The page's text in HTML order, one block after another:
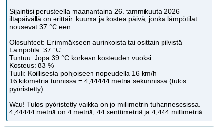
Sijaintisi perusteella maanantaina 26. tammikuuta 2026
iltapäivällä on erittäin kuuma ja kostea päivä, jonka lämpötilat
nousevat 37 °C:een.
Olosuhteet: Enimmäkseen aurinkoista tai osittain pilvistä
Lämpötila: 37 °C
Tuntuu: Jopa 39 °C korkean kosteuden vuoksi
Kosteus: 83 %
Tuuli: Koillisesta pohjoiseen nopeudella 16 km/h
16 kilometriä tunnissa = 4,44444 metriä sekunnissa (tulos
pyöristetty)
Wau! Tulos pyöristetty vaikka on jo millimetrin tuhannesosissa.
4,44444 metriä on 4 metriä, 44 senttimetriä ja 4,444 millimetriä.